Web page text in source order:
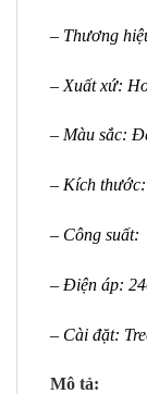
– Thương
– Xuất xứ:
– Màu sắc:
– Kích thước:
– Công suất:
– Điện áp:
– Cài đặt:
Mô tả: